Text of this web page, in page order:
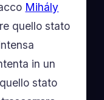
Mihály
quello stato
in un
stato